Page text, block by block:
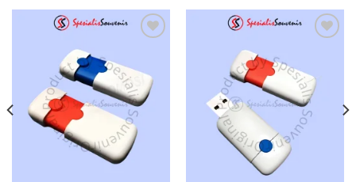
Add to
wishlist
Add to
wishlist